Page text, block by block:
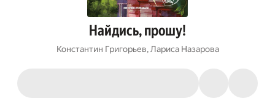
Найдись, прошу!
Константин Григорьев,Лариса Назарова